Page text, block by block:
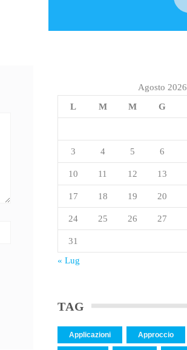
Agosto 2026
L
M M G
3 4 5 6
10 11 12 13
17 18 19 20
24 25 26 27
31
« Lug
TAG
Applicazioni Approccio